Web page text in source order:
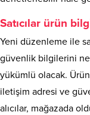
Satıcılar ürün
Yeni düzenleme ile
güvenlik bilgilerini
yükümlü olacak.
iletişim adresi ve
alıcılar, mağazada